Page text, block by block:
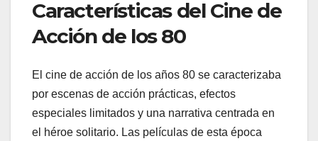
Características del Cine de
Acción de los 80
El cine de acción de los años 80 se caracterizaba
por escenas de acción prácticas, efectos
especiales limitados y una narrativa centrada en
el héroe solitario. Las películas de esta época